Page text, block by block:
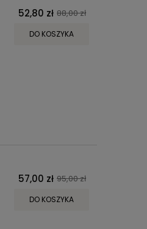
52,80 zł 88,00 zł
DO KOSZYKA
57,00 zł 95,00 zł
DO KOSZYKA